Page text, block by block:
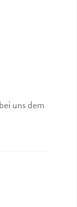
geübt werden
uns dem